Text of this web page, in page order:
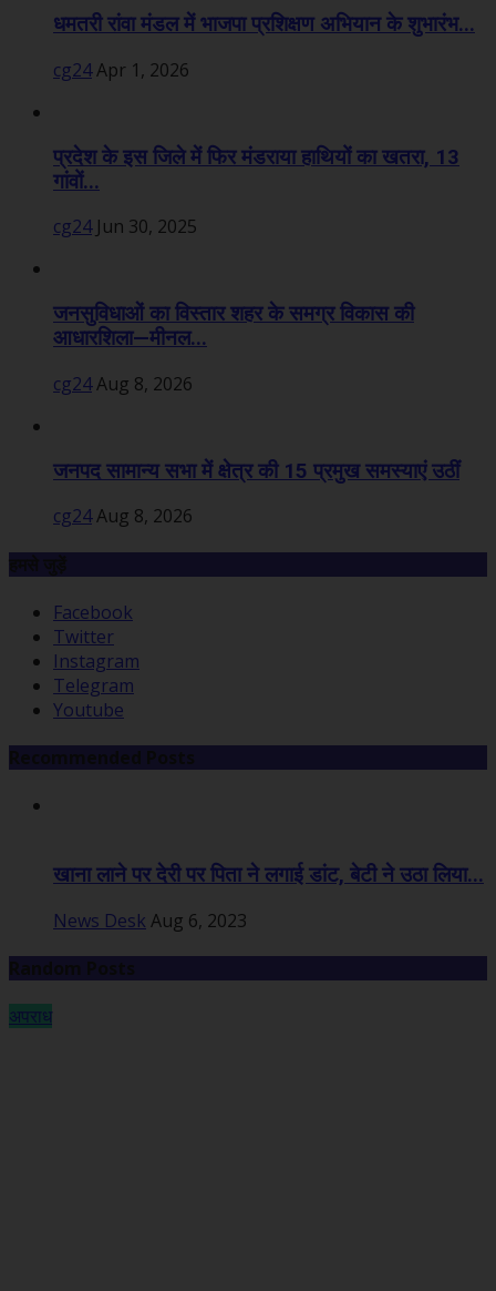
धमतरी रांवा मंडल में भाजपा प्रशिक्षण अभियान के शुभारंभ...
cg24Apr 1, 2026
प्रदेश के इस जिले में फिर मंडराया हाथियों का खतरा, 13
गांवों...
cg24 Jun 30, 2025
जनसुविधाओं का विस्तार शहर के समग्र विकास की
आधारशिला—मीनल...
cg24Aug 8, 2026
जनपद सामान्य सभा में क्षेत्र की 15 प्रमुख समस्याएं उठीं
cg24Aug 8, 2026
Facebook
Twitter
Instagram
Telegram
Youtube
खाना लाने पर देरी पर पिता ने लगाई डांट, बेटी ने उठा लिया...
News Desk Aug 6, 2023
अपराध